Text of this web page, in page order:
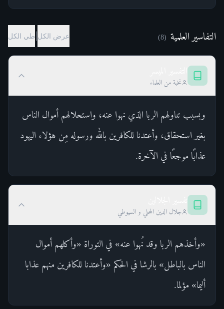
التفاسير العلمية (
8
) عرض الكل طي الكل
نخبة من العلماء
وبسبب تناولهم الربا الذي نهوا عنه، واستحلالهم أموال الناس
بغير استحقاق، وأعتدنا للكافرين بالله ورسوله مِن هؤلاء اليهود
عذابًا موجعًا في الآخرة.
جلال الدين المحلي و السيوطي
«وأخذهم الربا وقد نُهوا عنه» في التوراة «وأكلهم أموال
الناس بالباطل» بالرشا في الحكم «وأعتدنا للكافرين منهم عذابا
أليما» مؤلما.